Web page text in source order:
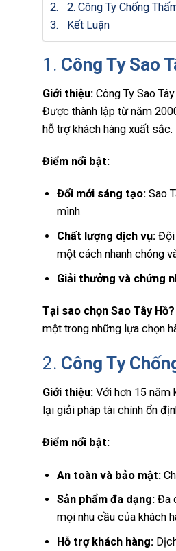
2. Công Ty Chống
Kết Luận
1. Công Ty Sao
Giới thiệu: Công Ty Sao
Được thành lập từ năm
hỗ trợ khách hàng xuất sắc.
Điểm nổi bật:
Đổi mới sáng tạo: Sao
mình.
Chất lượng dịch vụ: Đội
một cách nhanh chóng
Giải thưởng và chứng
Tại sao chọn Sao Tây Hồ?
một trong những lựa chọn
2. Công Ty
Giới thiệu: Với hơn 15 năm
lại giải pháp tài chính ổn
Điểm nổi bật:
An toàn và bảo mật:
Sản phẩm đa dạng: Đa
mọi nhu cầu của khách
Hỗ trợ khách hàng: